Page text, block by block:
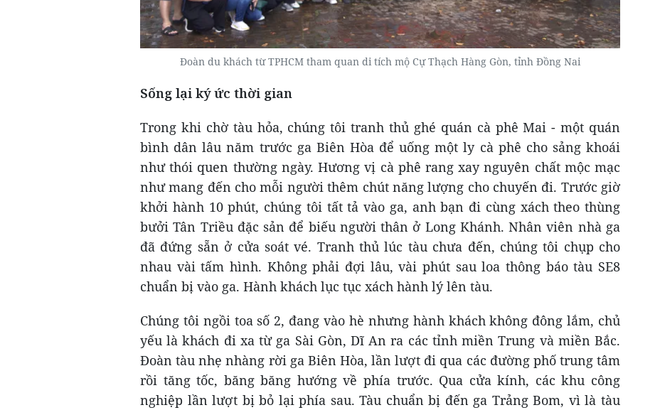
Đoàn du khách từ TPHCM tham quan di tích mộ Cự Thạch Hàng Gòn, tỉnh Đồng Nai
Sống lại ký ức thời gian
Trong khi chờ tàu hỏa, chúng tôi tranh thủ ghé quán cà phê Mai - một quán
bình dân lâu năm trước ga Biên Hòa để uống một ly cà phê cho sảng khoái
như thói quen thường ngày. Hương vị cà phê rang xay nguyên chất mộc mạc
như mang đến cho mỗi người thêm chút năng lượng cho chuyến đi. Trước giờ
khởi hành 10 phút, chúng tôi tất tả vào ga, anh bạn đi cùng xách theo thùng
bưởi Tân Triều đặc sản để biếu người thân ở Long Khánh. Nhân viên nhà ga
đã đứng sẵn ở cửa soát vé. Tranh thủ lúc tàu chưa đến, chúng tôi chụp cho
nhau vài tấm hình. Không phải đợi lâu, vài phút sau loa thông báo tàu SE8
chuẩn bị vào ga. Hành khách lục tục xách hành lý lên tàu.
Chúng tôi ngồi toa số 2, đang vào hè nhưng hành khách không đông lắm, chủ
yếu là khách đi xa từ ga Sài Gòn, Dĩ An ra các tỉnh miền Trung và miền Bắc.
Đoàn tàu nhẹ nhàng rời ga Biên Hòa, lần lượt đi qua các đường phố trung tâm
rồi tăng tốc, băng băng hướng về phía trước. Qua cửa kính, các khu công
nghiệp lần lượt bị bỏ lại phía sau. Tàu chuẩn bị đến ga Trảng Bom, vì là tàu